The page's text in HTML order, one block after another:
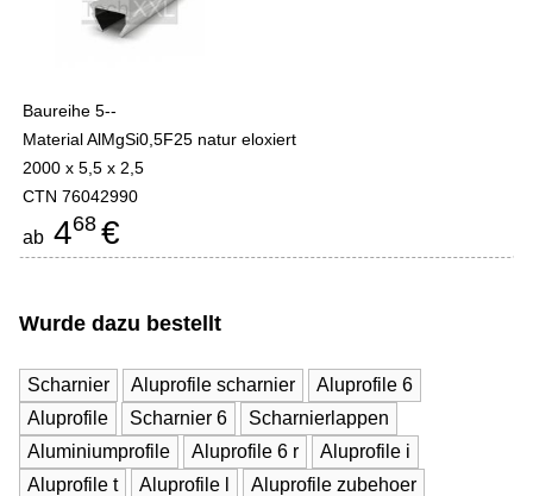
Baureihe 5--
Material AlMgSi0,5F25 natur eloxiert
2000 x 5,5 x 2,5
CTN 76042990
ab 468 €
Wurde dazu bestellt
Scharnier Aluprofile scharnier
Aluprofile 6
Aluprofile
Scharnier 6
Scharnierlappen
Aluminiumprofile
Aluprofile 6 r
Aluprofile i
Aluprofile t
Aluprofile l
Aluprofile zubehoer